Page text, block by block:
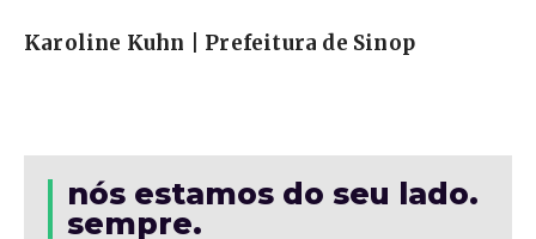
Karoline Kuhn | Prefeitura de Sinop
nós estamos do seu lado.
sempre.